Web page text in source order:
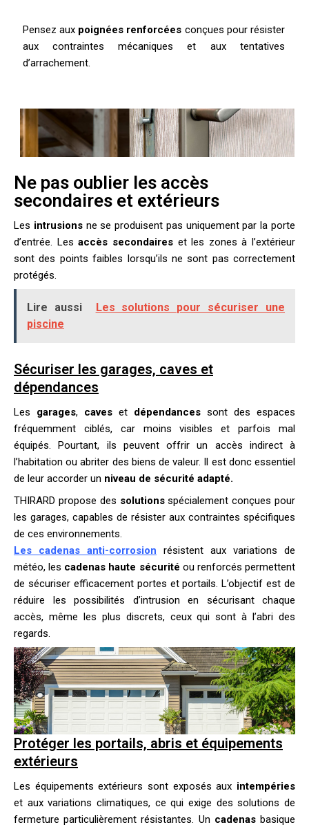
Pensez aux poignées renforcées conçues pour résister
aux contraintes mécaniques et aux tentatives
d’arrachement.
Ne pas oublier les accès
secondaires et extérieurs
Les intrusions ne se produisent pas uniquement par la porte
d’entrée. Lesaccès secondaires et les zones à l’extérieur
sont des points faibles lorsqu’ils ne sont pas correctement
protégés.
Lire aussi
Les solutions pour sécuriser une
piscine
Sécuriser les garages, caves et
dépendances
Les garages, caves et dépendances sont des espaces
fréquemment ciblés, car moins visibles et parfois mal
équipés. Pourtant, ils peuvent offrir un accès indirect à
l’habitation ou abriter des biens de valeur. Il est donc essentiel
de leur accorder un niveau de sécurité adapté.
THIRARD propose des solutionsspécialement conçues pour
les garages, capables de résister aux contraintes spécifiques
de ces environnements.
Les cadenas anti-corrosion résistent aux variations de
météo, les cadenas haute sécurité ou renforcés permettent
de sécuriser efficacement portes et portails. L’objectif est de
réduire les possibilités d’intrusion en sécurisant chaque
accès, même les plus discrets, ceux qui sont à l’abri des
regards.
Protéger les portails, abris et équipements
extérieurs
Les équipements extérieurs sont exposés aux intempéries
et aux variations climatiques, ce qui exige des solutions de
fermeture particulièrement résistantes. Un cadenasbasique